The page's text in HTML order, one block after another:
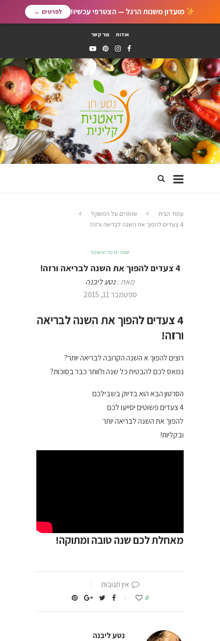
מועדון משנות הרגל — הצטרפי עכשיו! לפרטים ←
אודות צור קשר
עמוד הבית
שומרים על המשקל
4 צעדים להפוך את השנה לבריאה ורזה!
שומרים על המשקל
4 צעדים להפוך את השנה לבריאה ורזה!
מאת :נטע ליבנה
ספטמבר 11, 2015
4 צעדים להפוך את השנה לבריאה
ורזה!
רוצים להפוך א השנה הקרובה לבריאה יותר?
נמאס לכם להבטיח כל שנה ולוותר כבר בסוכות?
הסרטון הבא הוא בדיוק בשבילכם
4 צעדים פשוטים יסייעו לכם
להפוך את השנה לבריאה יותר
ובקליות!
מאחלת לכם שנה טובה ומתוקה!
אין תגובות
0
נטע ליבנה